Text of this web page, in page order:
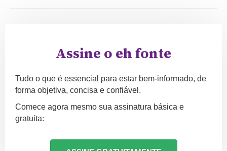
Assine o eh fonte
Tudo o que é essencial para estar bem-informado, de
forma objetiva, concisa e confiável.
Comece agora mesmo sua assinatura básica e
gratuita: